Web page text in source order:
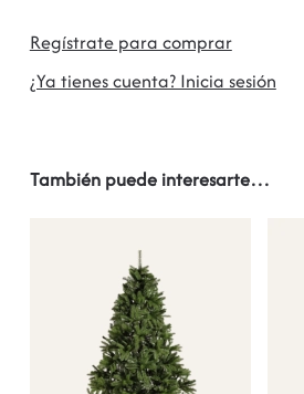
Regístrate para comprar
¿Ya tienes cuenta? Inicia sesión
También puede interesarte…